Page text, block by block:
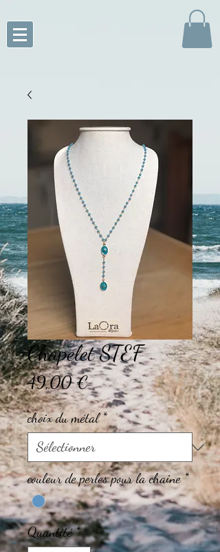
Chapelet STEF
49,00 €Prix
choix du métal *
couleur de perles pour la chaine*
Quantité*